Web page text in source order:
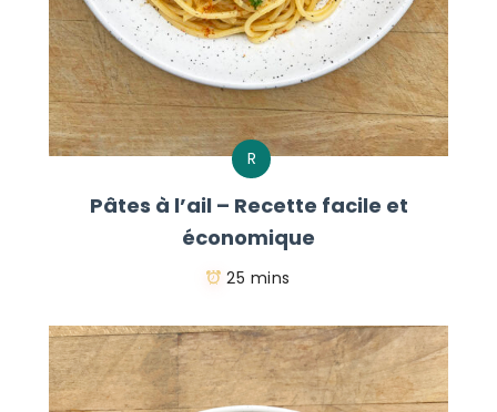
R
Pâtes à l’ail – Recette facile et
économique
25 mins